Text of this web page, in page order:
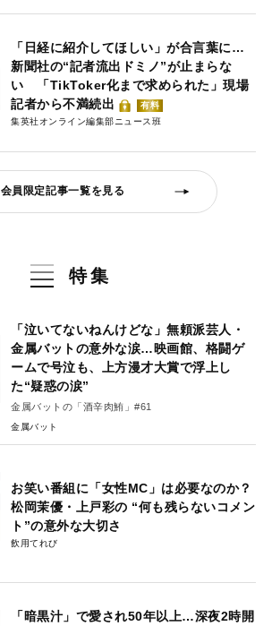
「日経に紹介してほしい」が合言葉に…
新聞社の“記者流出ドミノ”が止まらな
い 「TikToker化まで求められた」現場
記者から不満続出
有料
集英社オンライン編集部ニュース班
会員限定記事一覧を見る
特集
「泣いてないねんけどな」無頼派芸人・
金属バットの意外な涙…映画館、格闘ゲ
ームで号泣も、上方漫才大賞で浮上し
た“疑惑の涙”
金属バットの「酒辛肉鮪」#61
金属バット
お笑い番組に「女性MC」は必要なのか？
松岡茉優・上戸彩の “何も残らないコメン
ト”の意外な大切さ
飲用てれび
「暗黒汁」で愛され50年以上…深夜2時開